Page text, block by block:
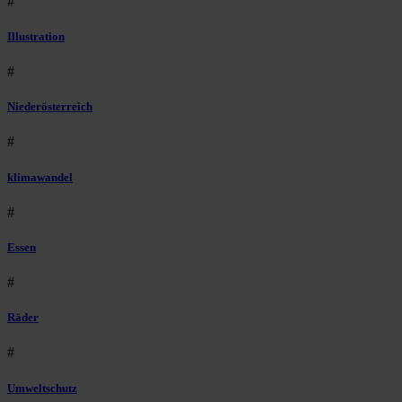
Illustration
#
Niederösterreich
#
klimawandel
#
Essen
#
Räder
#
Umweltschutz